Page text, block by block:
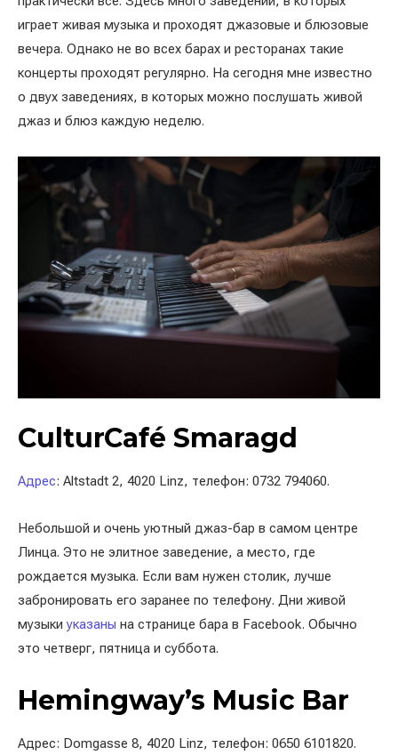
играет живая музыка и проходят джазовые и блюзовые
вечера. Однако не во всех барах и ресторанах такие
концерты проходят регулярно. На сегодня мне известно
о двух заведениях, в которых можно послушать живой
джаз и блюз каждую неделю.
CulturCafé Smaragd
Адрес: Altstadt 2, 4020 Linz, телефон: 0732 794060.
Небольшой и очень уютный джаз-бар в самом центре
Линца. Это не элитное заведение, а место, где
рождается музыка. Если вам нужен столик, лучше
забронировать его заранее по телефону. Дни живой
музыки указаны на странице бара в Facebook. Обычно
это четверг, пятница и суббота.
Hemingway’s Music Bar
Адрес: Domgasse 8, 4020 Linz, телефон: 0650 6101820.